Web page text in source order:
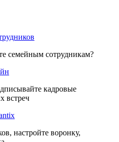
семейным сотрудникам?
кадровые
встреч
настройте воронку,